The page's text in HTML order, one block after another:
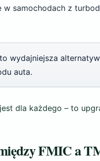
w samochodach z
wydajniejsza
auta.
dla każdego – to
FMIC a